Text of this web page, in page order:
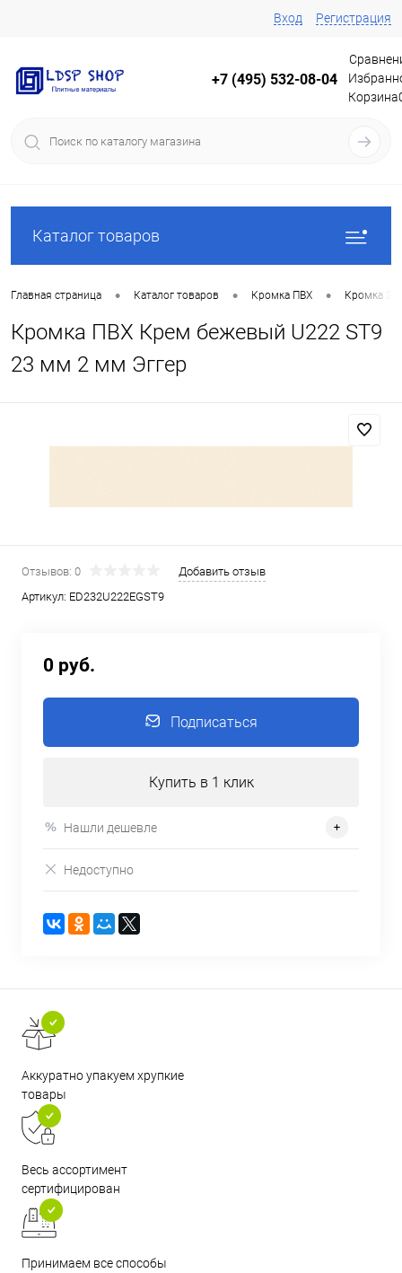
Вход Регистрация
+7 (495) 532-08-04
Корзина
Каталог товаров
Главная страница • Каталог товаров • Кромка ПВХ • Кромка
Кромка ПВХ Крем бежевый U222 ST9
23 мм 2 мм Эггер
Отзывов: 0
Добавить отзыв
Артикул: ED232U222EGST9
0 руб.
Подписаться
Купить в 1 клик
Нашли дешевле
Недоступно
Аккуратно упакуем хрупкие
товары
Весь ассортимент
сертифицирован
Принимаем все способы